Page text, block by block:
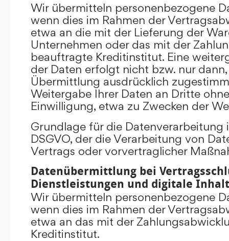
Wir übermitteln personenbezogene
wenn dies im Rahmen der
etwa an die mit der Lieferung der
Unternehmen oder das mit der
beauftragte Kreditinstitut. Eine
der Daten erfolgt nicht bzw. nur
Übermittlung ausdrücklich
Weitergabe Ihrer Daten an Dritte
Einwilligung, etwa zu Zwecken der
Grundlage für die Datenverarbeitung
DSGVO, der die Verarbeitung von
Vertrags oder vorvertraglicher
Datenübermittlung bei
Dienstleistungen und digitale
Wir übermitteln personenbezogene
wenn dies im Rahmen der
etwa an das mit der
Kreditinstitut.